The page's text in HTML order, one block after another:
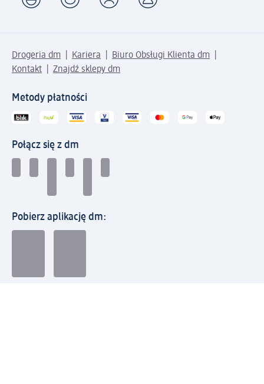
Drogeria dm Kariera
Biuro Obsługi Klienta dm
Kontakt
Znajdź sklepy dm
Metody płatności
Połącz się z dm
Pobierz aplikację dm: